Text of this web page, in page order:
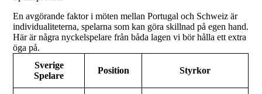
En avgörande faktor i möten mellan Portugal och Schweiz är
individualiteterna, spelarna som kan göra skillnad på egen hand.
Här är några nyckelspelare från båda lagen vi bör hålla ett extra
öga på.
Sverige
Spelare
Position Styrkor